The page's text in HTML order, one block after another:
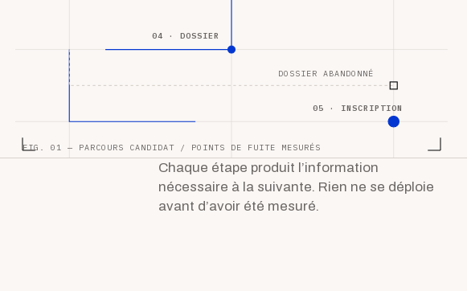
04 · DOSSIER
05 · INSCRIPTION
DOSSIER ABANDONNÉ
FIG. 01 — PARCOURS CANDIDAT / POINTS DE FUITE MESURÉS
Chaque étape produit l’information
nécessaire à la suivante. Rien ne se déploie
avant d’avoir été mesuré.